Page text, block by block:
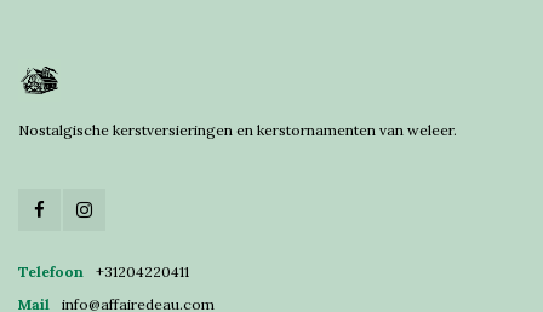
Nostalgische kerstversieringen en kerstornamenten van weleer.
Telefoon
+31204220411
Mail
info@affairedeau.com